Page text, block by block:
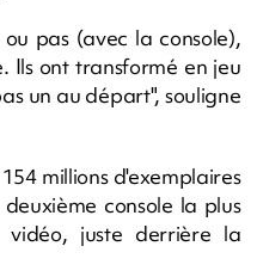
pas (avec la console),
Ils ont transformé en jeu
un au départ", souligne
millions d'exemplaires
console la plus
juste derrière la